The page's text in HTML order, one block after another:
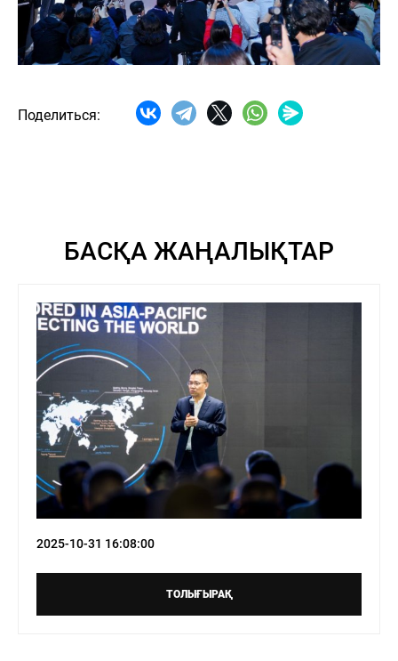
ЖАҢАЛЫҚТАР БАЙЛАНЫСТАР
540-54-14
Ekibastuz
Поделиться:
БАСҚА ЖАҢАЛЫҚТАР
2025-10-31 16:08:00
ТОЛЫҒЫРАҚ